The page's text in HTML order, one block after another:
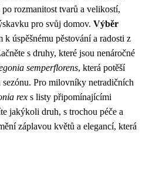
rozmanitost tvarů a velikostí,
pro svůj domov. Výběr
k úspěšnému pěstování a radosti z
s druhy, které jsou nenáročné
semperflorens, která potěší
Pro milovníky netradičních
rex s listy připomínajícími
jakýkoli druh, s trochou péče a
záplavou květů a elegancí, která